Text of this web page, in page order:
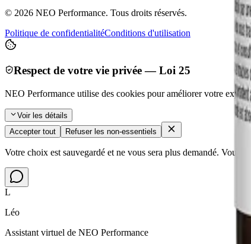
© 2026 NEO Performance. Tous droits réservés.
Politique de confidentialitéConditions d'utilisation
Respect de votre vie privée — Loi 25
NEO Performance utilise des cookies pour améliorer votre
Voir les détails
Accepter tout
Refuser les non-essentiels
Votre choix est sauvegardé et ne vous sera plus demandé. Vous
L
Léo
Assistant virtuel de NEO Performance